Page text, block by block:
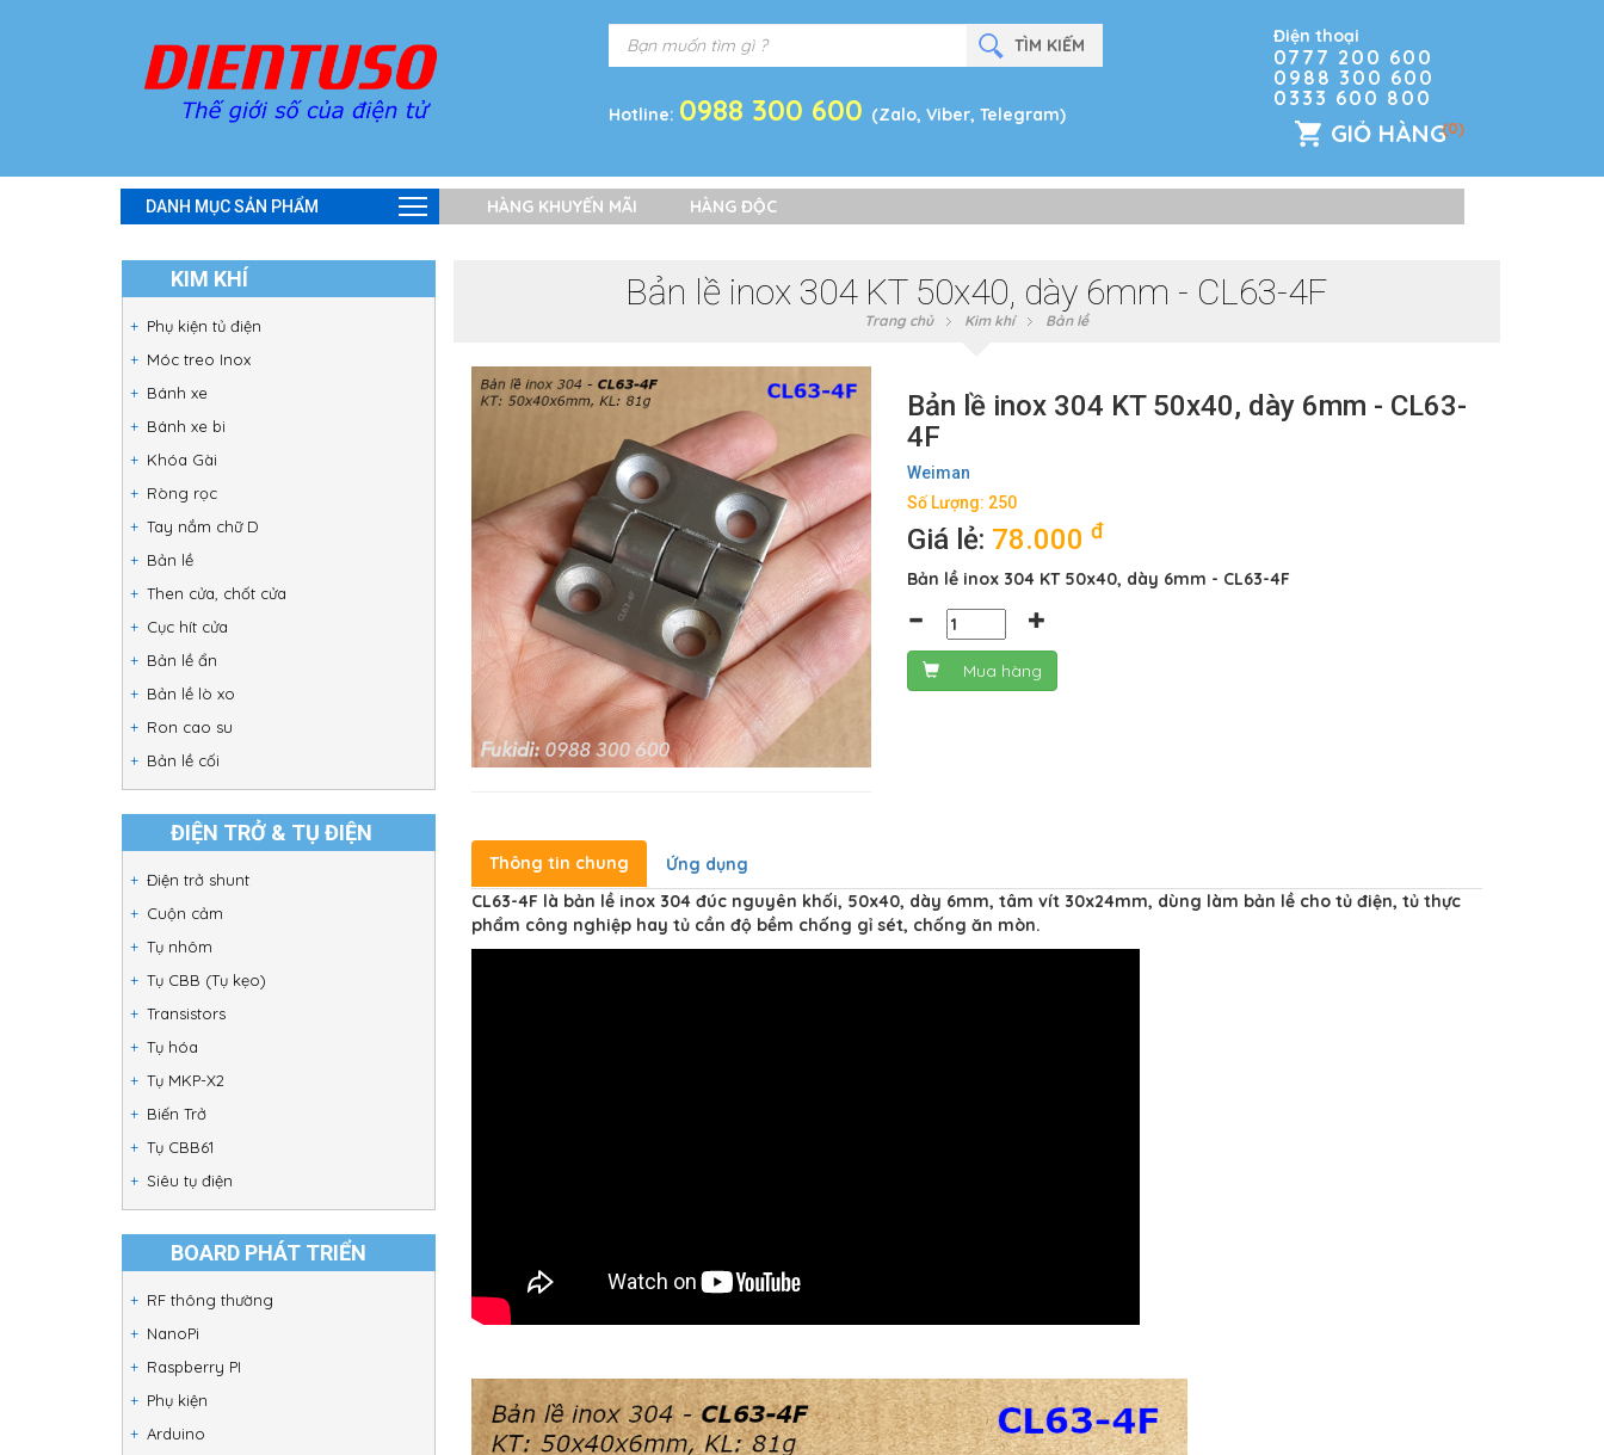
Hotline: 0988 300 600 (Zalo, Viber, Telegram)
Điện thoại
0777 200 600
0988 300 600
0333 600 800
GIỎ HÀNG(0)
DANH MỤC SẢN PHẨM HÀNG KHUYẾN MÃI HÀNG ĐỘC
KIM KHÍ
Phụ kiện tủ điện
Móc treo Inox
Bánh xe
Bánh xe bi
Khóa Gài
Ròng rọc
Tay nắm chữ D
Bản lề
Then cửa, chốt cửa
Cục hít cửa
Bản lề ẩn
Bản lề lò xo
Ron cao su
Bản lề cối
ĐIỆN TRỞ & TỤ ĐIỆN
Điện trở shunt
Cuộn cảm
Tụ nhôm
Tụ CBB (Tụ kẹo)
Transistors
Tụ hóa
Tụ MKP-X2
Biến Trở
Tụ CBB61
Siêu tụ điện
BOARD PHÁT TRIỂN
RF thông thường
NanoPi
Raspberry PI
Phụ kiện
Arduino
Bản lề inox 304 KT 50x40, dày 6mm - CL63-4F
Trang chủ Kim khí Bản lề
Bản lề inox 304 KT 50x40, dày 6mm - CL63-
4F
Weiman
Số Lượng: 250
Giá lẻ: 78.000đ
Bản lề inox 304 KT 50x40, dày 6mm - CL63-4F
Mua hàng
Thông tin chung
Ứng dụng
CL63-4F là bản lề inox 304 đúc nguyên khối, 50x40, dày 6mm, tâm vít 30x24mm, dùng làm bản lề cho tủ điện, tủ thực
phẩm công nghiệp hay tủ cần độ bềm chống gỉ sét, chống ăn mòn.